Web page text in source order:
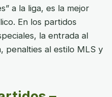
a la liga, es la mejor
En los partidos
la entrada al
penalties al estilo MLS y